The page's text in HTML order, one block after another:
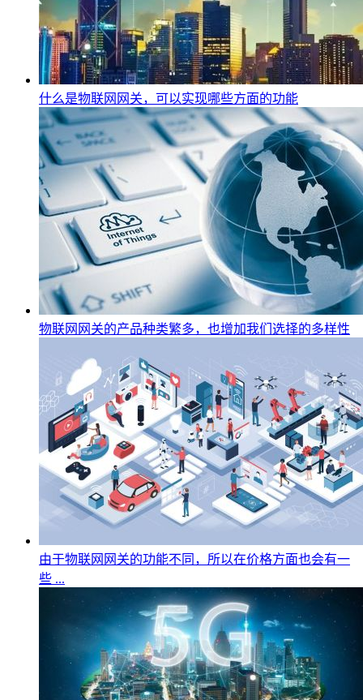
什么是物联网网关，可以实现哪些方面的功能
物联网网关的产品种类繁多，也增加我们选择的多样性
由于物联网网关的功能不同，所以在价格方面也会有一
些 ...